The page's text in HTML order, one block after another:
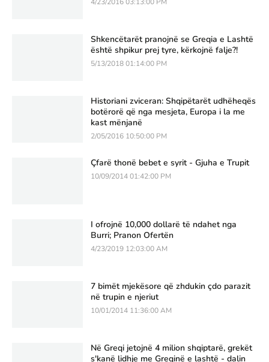
Shkencëtarët pranojnë se Greqia e Lashtë
është shpikur prej tyre, kërkojnë falje?!
5/13/2018 01:14:00 PM
Historiani zviceran: Shqipëtarët udhëheqës
botërorë që nga mesjeta, Europa i la me
kast mënjanë
2/05/2016 10:50:00 PM
Çfarë thonë bebet e syrit - Gjuha e Trupit
10/09/2014 01:42:00 PM
I ofrojnë 10,000 dollarë të ndahet nga
Burri; Pranon Ofertën
4/23/2019 12:03:00 AM
7 bimët mjekësore që zhdukin çdo parazit
në trupin e njeriut
10/01/2014 11:36:00 AM
Në Greqi jetojnë 4 milion shqiptarë, grekët
s'kanë lidhje me Greqinë e lashtë - dalin